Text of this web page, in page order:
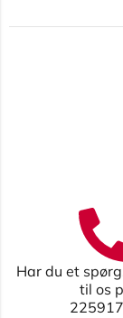
Har du et
til os